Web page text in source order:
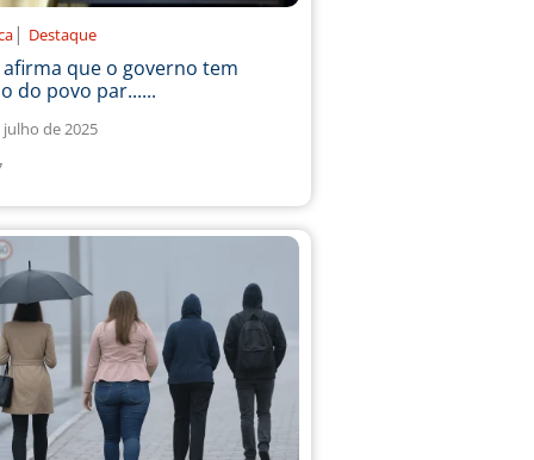
| Destaque
afirma que o governo tem
do povo par......
julho de 2025